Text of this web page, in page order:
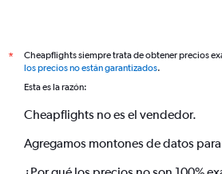
*
Cheapflights siempre trata de obtener precios
los precios no están garantizados.
Esta es la razón:
Cheapflights no es el vendedor.
Agregamos montones de datos